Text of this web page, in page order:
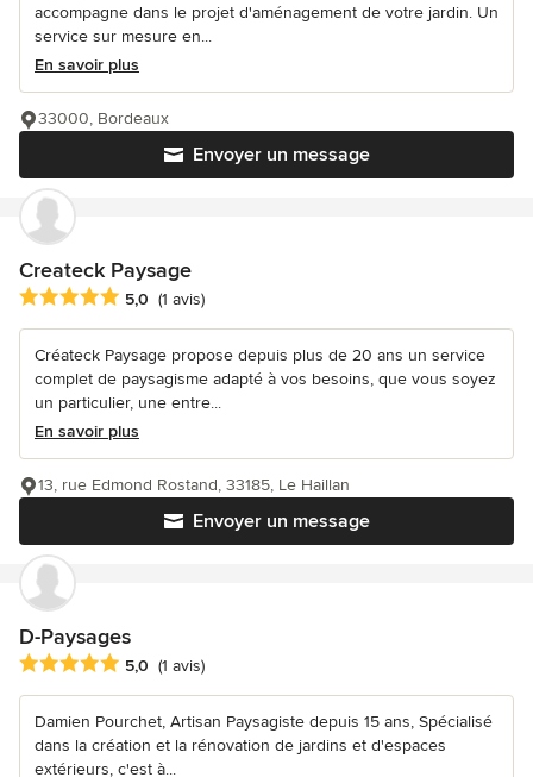
accompagne dans le projet d'aménagement de votre jardin. Un
service sur mesure en...
En savoir plus
Envoyer un message
33000, Bordeaux
Createck Paysage
Note moyenne : 5 étoiles sur 5
5,0 (1 avis)
Créateck Paysage propose depuis plus de 20 ans un service
complet de paysagisme adapté à vos besoins, que vous soyez
un particulier, une entre...
En savoir plus
Envoyer un message
13, rue Edmond Rostand, 33185, Le Haillan
D-Paysages
Note moyenne : 5 étoiles sur 5
5,0 (1 avis)
Damien Pourchet, Artisan Paysagiste depuis 15 ans, Spécialisé
dans la création et la rénovation de jardins et d'espaces
extérieurs, c'est à...